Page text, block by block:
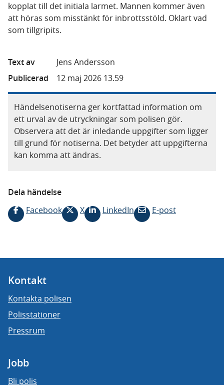
kopplat till det initiala larmet. Mannen kommer även
att höras som misstänkt för inbrottsstöld. Oklart vad
som tillgripits.
Text av
Jens Andersson
Publicerad
12 maj 2026 13.59
Händelsenotiserna ger kortfattad information om
ett urval av de utryckningar som polisen gör.
Observera att det är inledande uppgifter som ligger
till grund för notiserna. Det betyder att uppgifterna
kan komma att ändras.
Dela händelse
Facebook
X LinkedIn E-post
Kontakt
Kontakta polisen
Polisstationer
Pressrum
Jobb
Bli polis